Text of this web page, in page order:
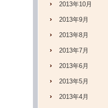
2013年10月
2013年9月
2013年8月
2013年7月
2013年6月
2013年5月
2013年4月